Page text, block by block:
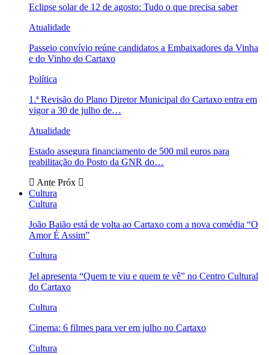
Eclipse solar de 12 de agosto: Tudo o que precisa saber
Atualidade
Passeio convívio reúne candidatos a Embaixadores da Vinha
e do Vinho do Cartaxo
Política
1.ª Revisão do Plano Diretor Municipal do Cartaxo entra em
vigor a 30 de julho de…
Atualidade
Estado assegura financiamento de 500 mil euros para
reabilitação do Posto da GNR do…
Ante Próx
Cultura
Cultura
João Baião está de volta ao Cartaxo com a nova comédia “O
Amor É Assim”
Cultura
Jel apresenta “Quem te viu e quem te vê” no Centro Cultural
do Cartaxo
Cultura
Cinema: 6 filmes para ver em julho no Cartaxo
Cultura